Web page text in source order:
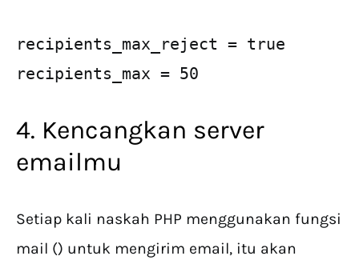
recipients_max_reject = true
recipients_max = 50
4. Kencangkan server
emailmu
Setiap kali naskah PHP menggunakan fungsi
mail () untuk mengirim email, itu akan